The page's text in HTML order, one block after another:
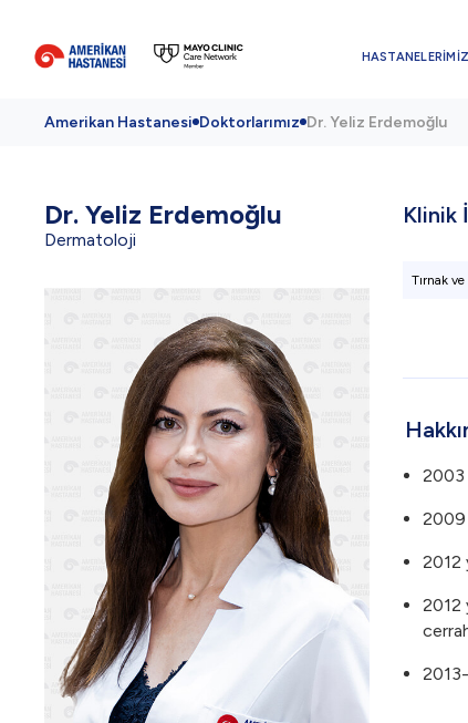
HASTANELERİMİZ
Amerikan Hastanesi Doktorlarımız Dr. Yeliz Erdemoğlu
Dr. Yeliz Erdemoğlu
Dermatoloji
Klinik
Tırnak ve
2003
2009
2012
2012